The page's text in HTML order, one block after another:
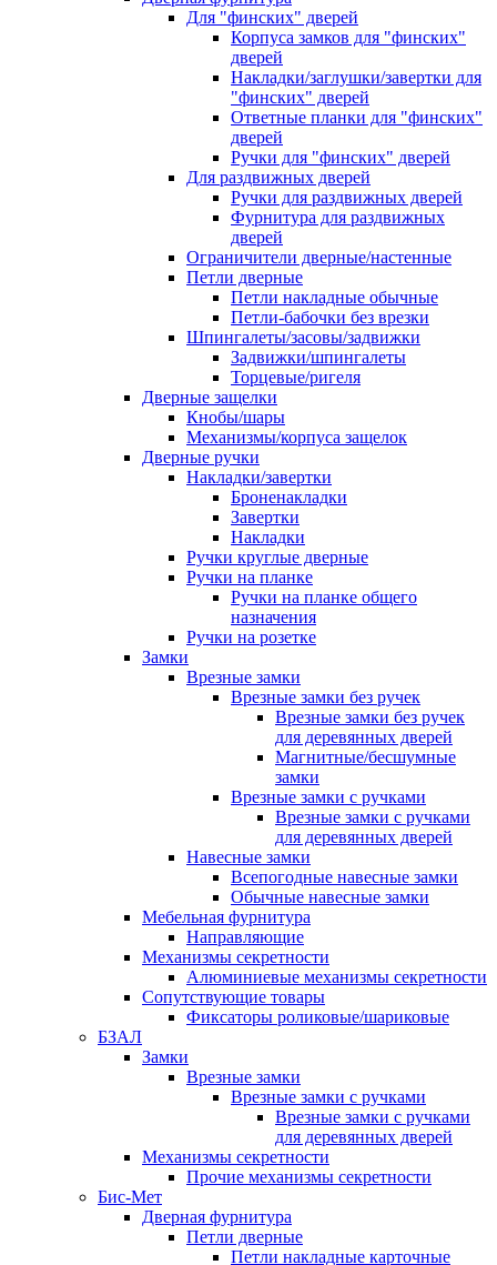
Для "финских" дверей
Корпуса замков для "финских"
дверей
Накладки/заглушки/завертки для
"финских" дверей
Ответные планки для "финских"
дверей
Ручки для "финских" дверей
Для раздвижных дверей
Ручки для раздвижных дверей
Фурнитура для раздвижных
дверей
Ограничители дверные/настенные
Петли дверные
Петли накладные обычные
Петли-бабочки без врезки
Шпингалеты/засовы/задвижки
Задвижки/шпингалеты
Торцевые/ригеля
Дверные защелки
Кнобы/шары
Механизмы/корпуса защелок
Дверные ручки
Накладки/завертки
Броненакладки
Завертки
Накладки
Ручки круглые дверные
Ручки на планке
Ручки на планке общего
назначения
Ручки на розетке
Замки
Врезные замки
Врезные замки без ручек
Врезные замки без ручек
для деревянных дверей
Магнитные/бесшумные
замки
Врезные замки с ручками
Врезные замки с ручками
для деревянных дверей
Навесные замки
Всепогодные навесные замки
Обычные навесные замки
Мебельная фурнитура
Направляющие
Механизмы секретности
Алюминиевые механизмы секретности
Сопутствующие товары
Фиксаторы роликовые/шариковые
БЗАЛ
Замки
Врезные замки
Врезные замки с ручками
Врезные замки с ручками
для деревянных дверей
Механизмы секретности
Прочие механизмы секретности
Бис-Мет
Дверная фурнитура
Петли дверные
Петли накладные карточные